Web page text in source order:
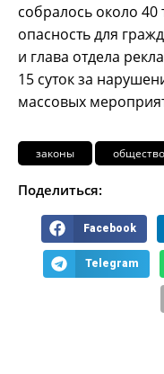
собралось около 40
опасность для
и глава отдела
15 суток за
массовых
законы общество
Поделиться:
Facebook
Telegram